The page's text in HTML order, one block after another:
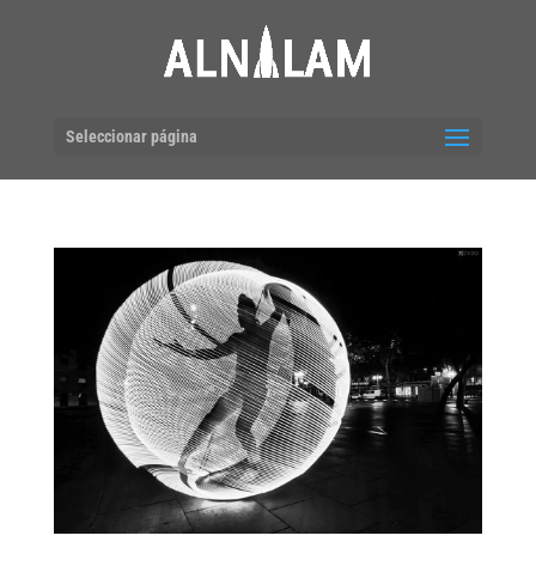
Seleccionar página